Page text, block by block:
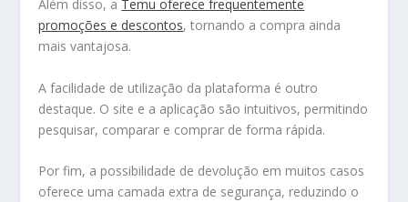
Além disso, a Temu oferece frequentemente
promoções e descontos, tornando a compra ainda
mais vantajosa.
A facilidade de utilização da plataforma é outro
destaque. O site e a aplicação são intuitivos, permitindo
pesquisar, comparar e comprar de forma rápida.
Por fim, a possibilidade de devolução em muitos casos
oferece uma camada extra de segurança, reduzindo o